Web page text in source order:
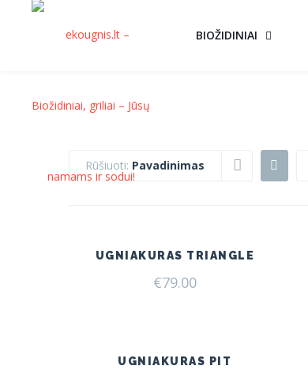
BIOŽIDINIAI
Rūšiuoti: Pavadinimas
UGNIAKURAS TRIANGLE
€79.00
UGNIAKURAS PIT